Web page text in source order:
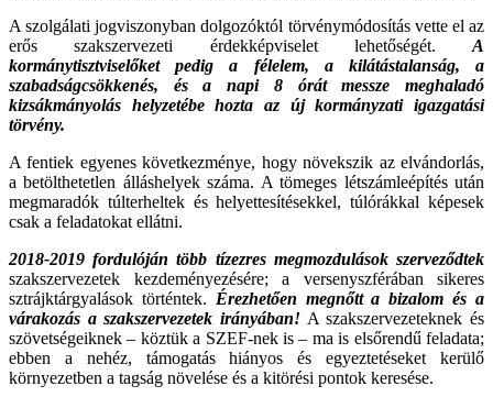
A szolgálati jogviszonyban dolgozóktól törvénymódosítás vette el az
erős szakszervezeti érdekképviselet lehetőségét. A
kormánytisztviselőket pedig a félelem, a kilátástalanság, a
szabadságcsökkenés, és a napi 8 órát messze meghaladó
kizsákmányolás helyzetébe hozta az új kormányzati igazgatási
törvény.
A fentiek egyenes következménye, hogy növekszik az elvándorlás,
a betölthetetlen álláshelyek száma. A tömeges létszámleépítés után
megmaradók túlterheltek és helyettesítésekkel, túlórákkal képesek
csak a feladatokat ellátni.
2018-2019 fordulóján több tízezres megmozdulások szerveződtek
szakszervezetek kezdeményezésére; a versenyszférában sikeres
sztrájktárgyalások történtek. Érezhetően megnőtt a bizalom és a
várakozás a szakszervezetek irányában! A szakszervezeteknek és
szövetségeiknek – köztük a SZEF-nek is – ma is elsőrendű feladata;
ebben a nehéz, támogatás hiányos és egyeztetéseket kerülő
környezetben a tagság növelése és a kitörési pontok keresése.